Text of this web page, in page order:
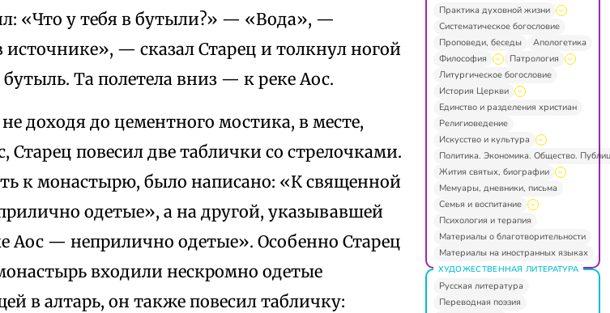
«Что у тебя в бутыли?» — «Вода», —
источнике», — сказал Старец и толкнул ногой
Та полетела вниз — к реке Аос.
доходя до цементного мостика, в месте,
Старец повесил две таблички со стрелочками.
к монастырю, было написано: «К священной
одетые», а на другой, указывавшей
Аос — неприлично одетые». Особенно Старец
входили нескромно одетые
в алтарь, он также повесил табличку:
Практика духовной жизни
Систематическое богословие
Проповеди, беседы
Апологетика
Философия
Патрология
Литургическое богословие
История Церкви
Единство и разделения христиан
Религиоведение
Искусство и культура
Политика. Экономика. Общество.
Жития святых, биографии
Мемуары, дневники, письма
Семья и воспитание
Психология и терапия
Материалы о благотворительности
Материалы на иностранных языках
ХУДОЖЕСТВЕННАЯ ЛИТЕРАТУРА
Русская литература
Переводная поэзия